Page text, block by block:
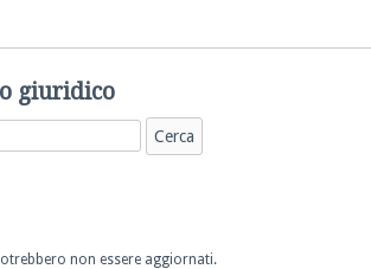
giuridico
non essere aggiornati.